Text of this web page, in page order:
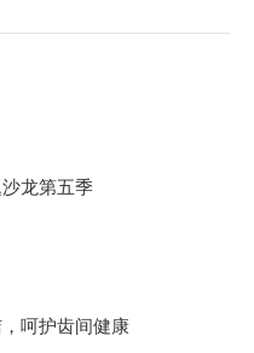
龙第五季
呵护齿间健康